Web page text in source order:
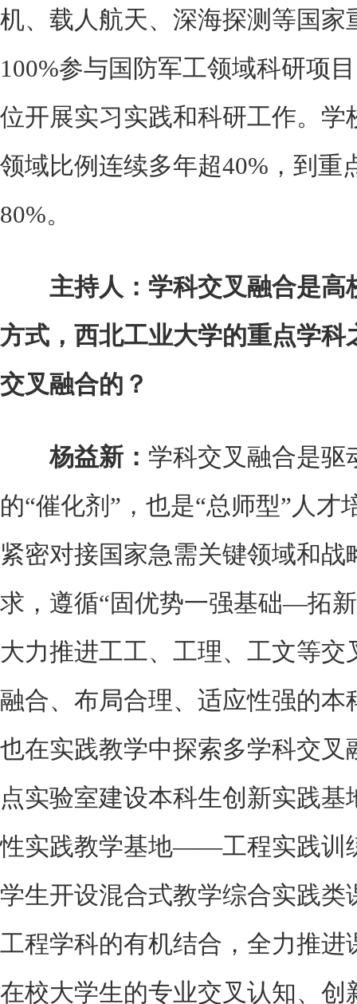
机、载人航天、深海探测等国家
100%参与国防军工领域科研项
位开展实习实践和科研工作。学
领域比例连续多年超40%，到重
80%。
主持人：学科交叉融合是高
方式，西北工业大学的重点学科
交叉融合的？
杨益新： 学科交叉融合是驱
的“催化剂”，也是“总师型”人才
紧密对接国家急需关键领域和
求，遵循“固优势一强基础—拓
大力推进工工、工理、工文等
融合、布局合理、适应性强的本
也在实践教学中探索多学科交叉
点实验室建设本科生创新实践
性实践教学基地——工程实践训
学生开设混合式教学综合实践类
工程学科的有机结合，全力推进
在校大学生的专业交叉认知、创